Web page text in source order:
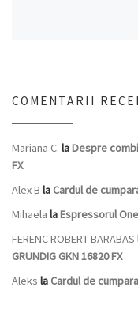
COMENTARII
Mariana C. laDespre
FX
Alex B la Cardul de
Mihaela laEspressorul
FERENC ROBERT BARABAS
GRUNDIG GKN 16820 FX
Aleks la Cardul de